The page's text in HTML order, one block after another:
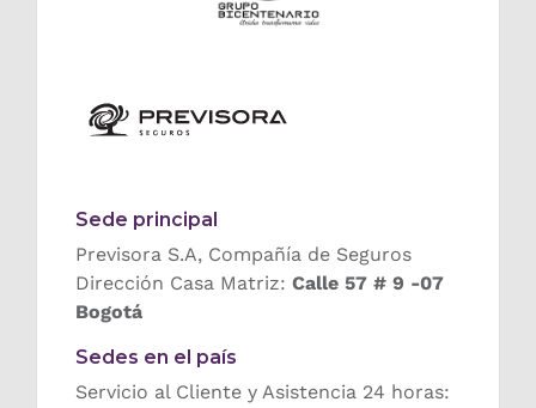
Sede principal
Previsora S.A, Compañía de Seguros
Dirección Casa Matriz: Calle 57 # 9 -07
Bogotá
Sedes en el país
Servicio al Cliente y Asistencia 24 horas: